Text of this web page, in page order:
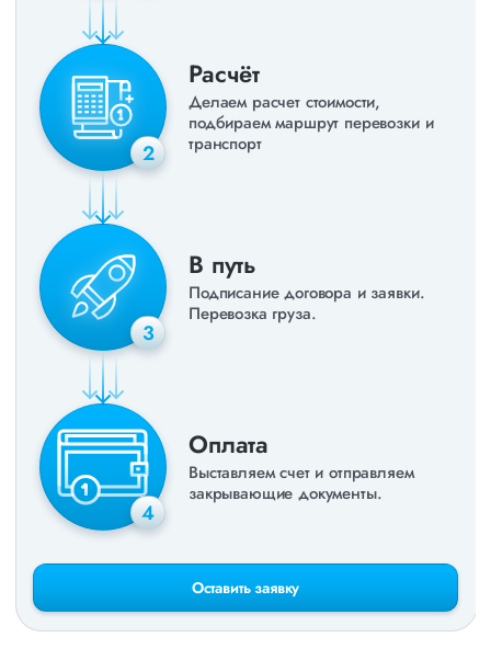
2
Расчёт
Делаем расчет стоимости,
подбираем маршрут перевозки и
транспорт
3
В путь
Подписание договора и заявки.
Перевозка груза.
4
Оплата
Выставляем счет и отправляем
закрывающие документы.
Оставить заявку